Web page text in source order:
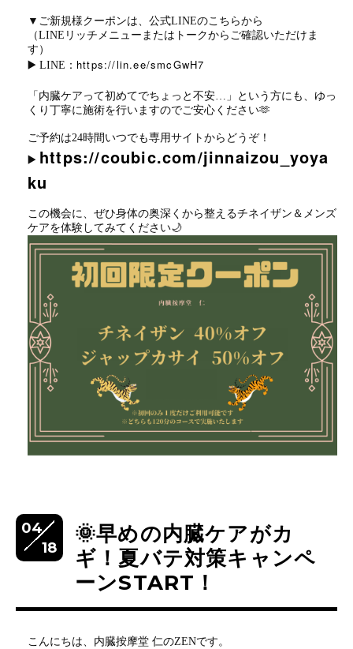
▼ご新規様クーポンは、公式LINEのこちらから
（LINEリッチメニューまたはトークからご確認いただけま
す）
▶️ LINE： https://lin.ee/smcGwH7
「内臓ケアって初めてでちょっと不安…」という方にも、ゆっ
くり丁寧に施術を行いますのでご安心ください🫶
ご予約は24時間いつでも専用サイトからどうぞ！
▶️ https://coubic.com/jinnaizou_yoya
ku
この機会に、ぜひ身体の奥深くから整えるチネイザン＆メンズ
ケアを体験してみてください🌙
04
18
🌞早めの内臓ケアがカ
ギ！夏バテ対策キャンペ
ーンSTART！
こんにちは、内臓按摩堂 仁のZENです。